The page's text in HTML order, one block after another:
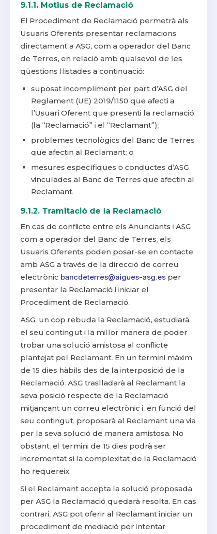
9.1.1. Motius de Reclamació
El Procediment de Reclamació permetrà als
Usuaris Oferents presentar reclamacions
directament a ASG, com a operador del Banc
de Terres, en relació amb qualsevol de les
qüestions llistades a continuació:
suposat incompliment per part d’ASG del
Reglament (UE) 2019/1150 que afecti a
l’Usuari Oferent que presenti la reclamació
(la “Reclamació” i el “Reclamant”);
problemes tecnològics del Banc de Terres
que afectin al Reclamant; o
mesures específiques o conductes d’ASG
vinculades al Banc de Terres que afectin al
Reclamant.
9.1.2. Tramitació de la Reclamació
En cas de conflicte entre els Anunciants i ASG
com a operador del Banc de Terres, els
Usuaris Oferents poden posar-se en contacte
amb ASG a través de la direcció de correu
electrònic bancdeterres@aigues-asg.es per
presentar la Reclamació i iniciar el
Procediment de Reclamació.
ASG, un cop rebuda la Reclamació, estudiarà
el seu contingut i la millor manera de poder
trobar una solució amistosa al conflicte
plantejat pel Reclamant. En un termini màxim
de 15 dies hàbils des de la interposició de la
Reclamació, ASG traslladarà al Reclamant la
seva posició respecte de la Reclamació
mitjançant un correu electrònic i, en funció del
seu contingut, proposarà al Reclamant una via
per la seva solució de manera amistosa. No
obstant, el termini de 15 dies podrà ser
incrementat si la complexitat de la Reclamació
ho requereix.
Si el Reclamant accepta la solució proposada
per ASG la Reclamació quedarà resolta. En cas
contrari, ASG pot oferir al Reclamant iniciar un
procediment de mediació per intentar